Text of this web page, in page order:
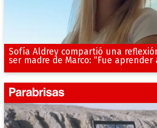
Sofía Aldrey compartió una
ser madre de Marco: “Fue aprender